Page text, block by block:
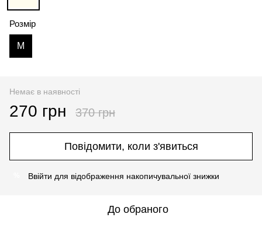
Розмір
M
Немає в наявності
270 грн 370 грн
Повідомити, коли з'явиться
Ввійти для відображення накопичувальної знижки
До обраного